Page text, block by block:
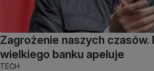
Zagrożenie naszych czasów.
wielkiego banku apeluje
TECH